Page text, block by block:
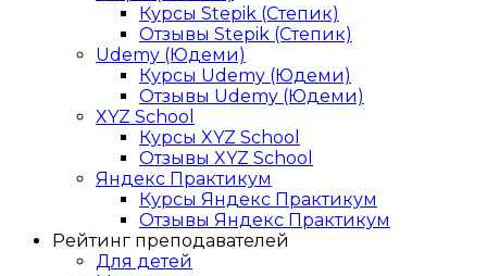
Курсы Stepik (Степик)
Отзывы Stepik (Степик)
Udemy (Юдеми)
Курсы Udemy (Юдеми)
Отзывы Udemy (Юдеми)
XYZ School
Курсы XYZ School
Отзывы XYZ School
Яндекс Практикум
Курсы Яндекс Практикум
Отзывы Яндекс Практикум
Рейтинг преподавателей
Для детей